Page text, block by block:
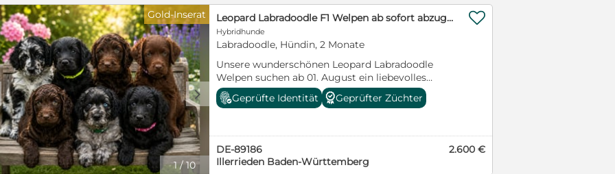
1/10
d
Gold-Inserat Leopard Labradoodle F1 Welpen ab sofort abzugeben
Hybridhunde
Labradoodle, Hündin, 2 Monate
Unsere wunderschönen Leopard Labradoodle
Welpen suchen ab 01. August ein liebevolles
Zuhause auf Lebenszeit. Sie stammen aus einer
behördlich genehmigten und
Betreuung werden die Welpen bestens sozialisiert
und an alltägliche Umweltreize gewöhnt. Die
Elterntiere sind umfassend gesundheitlich

Geprüfte Identität Geprüfter Züchter
DE-89186
Illerrieden Baden-Württemberg
2.600 €